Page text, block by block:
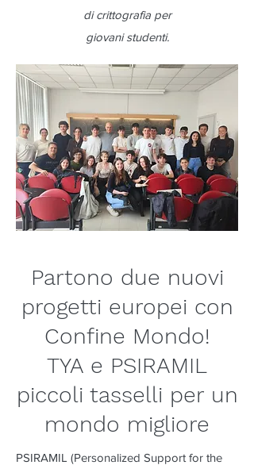
di crittografia per
giovani studenti.
Partono due nuovi
progetti europei con
Confine Mondo!
TYA e PSIRAMIL
piccoli tasselli per un
mondo migliore
PSIRAMIL (Personalized Support for the